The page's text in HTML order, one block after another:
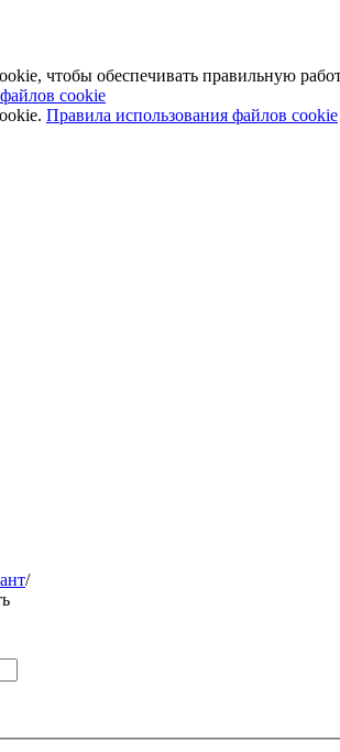
чтобы обеспечивать правильную
cookie
Правила использования файлов cookie
/